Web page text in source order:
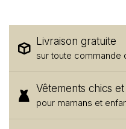
Livraison gratuite
sur toute commande
Vêtements chics
pour mamans et